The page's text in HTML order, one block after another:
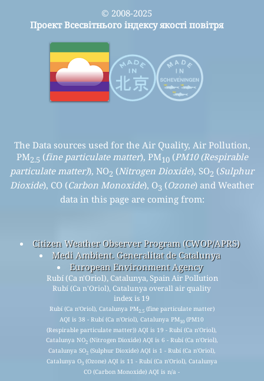
© 2008-2025
Проект Всесвітнього індексу якості повітря
The Data sources used for the Air Quality, Air Pollution,
PM2.5 (fine particulate matter), PM10(PM10 (Respirable
particulate matter)), NO2 (Nitrogen Dioxide), SO2 (Sulphur
Dioxide), CO (Carbon Monoxide), O3 (Ozone) and Weather
data in this page are coming from:
Citizen Weather Observer Program (CWOP/APRS)
Medi Ambient. Generalitat de Catalunya
European Environment Agency
Rubí (Ca n'Oriol), Catalunya, Spain Air Pollution
Rubí (Ca n'Oriol), Catalunya overall air quality
index is 19
Rubí (Ca n'Oriol), Catalunya PM2.5(fine particulate matter)
AQI is 38 - Rubí (Ca n'Oriol), Catalunya PM10 (PM10
(Respirable particulate matter)) AQI is 19 - Rubí (Ca n'Oriol),
Catalunya NO2(Nitrogen Dioxide) AQI is 6 - Rubí (Ca n'Oriol),
Catalunya SO2(Sulphur Dioxide) AQI is 1 - Rubí (Ca n'Oriol),
Catalunya O3(Ozone) AQI is 11 - Rubí (Ca n'Oriol), Catalunya
CO (Carbon Monoxide) AQI is n/a -